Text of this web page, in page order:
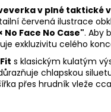
v plné taktické
červená ilustrace
No Face No Case". Aby
exkluzivitu celého
s klasickým kulatým
chlapskou
přes hrudník vleže